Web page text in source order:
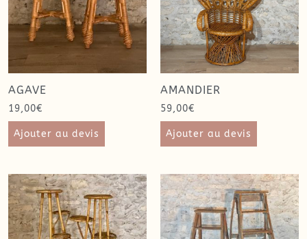
AGAVE
19,00€
Ajouter au devis
AMANDIER
59,00€
Ajouter au devis